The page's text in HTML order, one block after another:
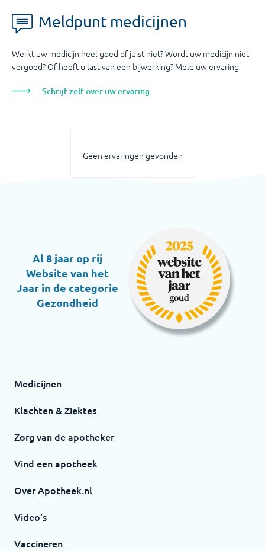
Meldpunt medicijnen
Werkt uw medicijn heel goed of juist niet? Wordt uw medicijn niet
vergoed? Of heeft u last van een bijwerking? Meld uw ervaring
Schrijf zelf over uw ervaring
Geen ervaringen gevonden
Al 8 jaar op rij
Website van het
Jaar in de categorie
Gezondheid
Medicijnen
Klachten & Ziektes
Zorg van de apotheker
Vind een apotheek
Over Apotheek.nl
Video's
Vaccineren